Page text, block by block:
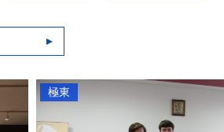
極東